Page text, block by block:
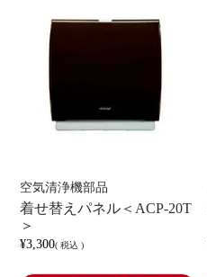
空気清浄機部品
着せ替えパネル＜ACP-20T
＞
¥3,300 税込